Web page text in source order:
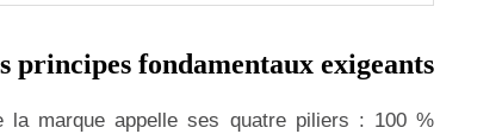
principes fondamentaux exigeants
marque appelle ses quatre piliers : 100 %